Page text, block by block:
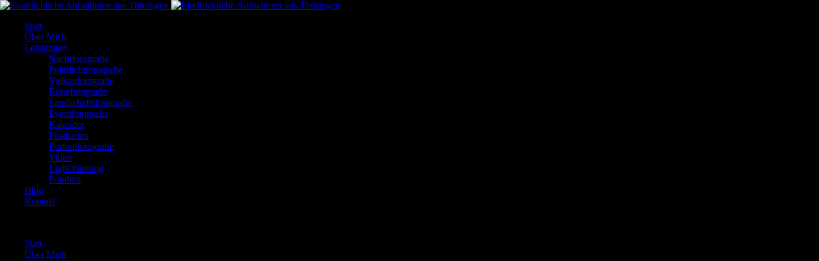
Start
Über Mich
Leistungen
Nachtfotografie
Polarlichtfotografie
Vulkanfotografie
Reisefotografie
Landschaftsfotografie
Eventfotografie
Kalender
Postkarten
Portraitfotografie
Video
Light Painting
Fotobox
Blog
Kontakt
Start
Über Mich